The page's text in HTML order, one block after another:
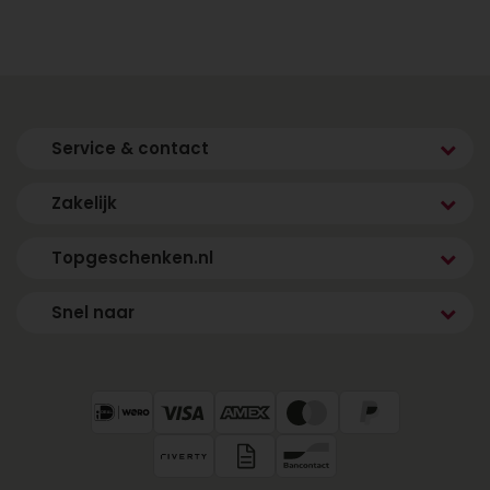
Ruim assortiment heliumballonnen en
Eenvoudig online bestellen
Voeg een persoonlijk kaartje toe voor een
Bestel vandaag nog jouw
Service & contact
Zakelijk
Topgeschenken.nl
Snel naar